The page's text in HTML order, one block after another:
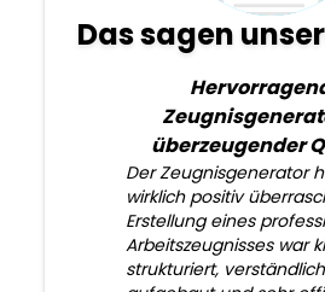
Das sagen
überzeugender
Der Zeugnisgenerator
wirklich positiv
Erstellung eines
Arbeitszeugnisses war
strukturiert, verständlich